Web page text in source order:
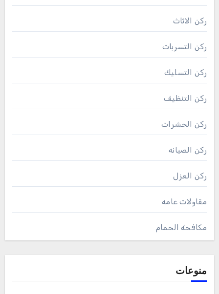
ركن الاثاث
ركن التسربات
ركن التسليك
ركن التنظيف
ركن الحشرات
ركن الصيانه
ركن العزل
مقاولات عامه
مكافحة الحمام
منوعات